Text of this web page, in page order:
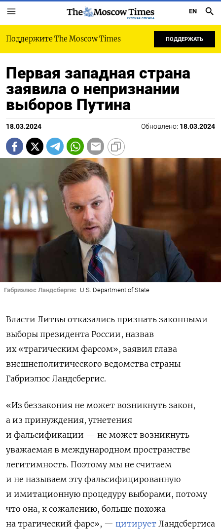
РУССКАЯ СЛУЖБА
EN
Поддержите The Moscow Times ПОДДЕРЖАТЬ
Первая западная страна
заявила о непризнании
выборов Путина
18.03.2024 Обновлено: 18.03.2024
Габриэлюс Ландсбергис U.S. Department of State
Власти Литвы отказались признать законными
выборы президента России, назвав
их «трагическим фарсом», заявил глава
внешнеполитического ведомства страны
Габриэлюс Ландсбергис.
«Из беззакония не может возникнуть закон,
а из принуждения, угнетения
и фальсификации — не может возникнуть
уважаемая в международном пространстве
легитимность. Поэтому мы не считаем
и не называем эту фальсифицированную
и имитационную процедуру выборами, потому
что она, к сожалению, больше похожа
на трагический фарс», — цитирует Ландсбергиса